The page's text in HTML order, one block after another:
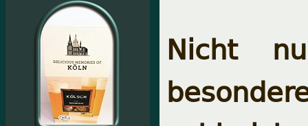
Nicht